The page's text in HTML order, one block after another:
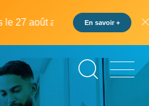
27 août au pôle formation
En savoir +